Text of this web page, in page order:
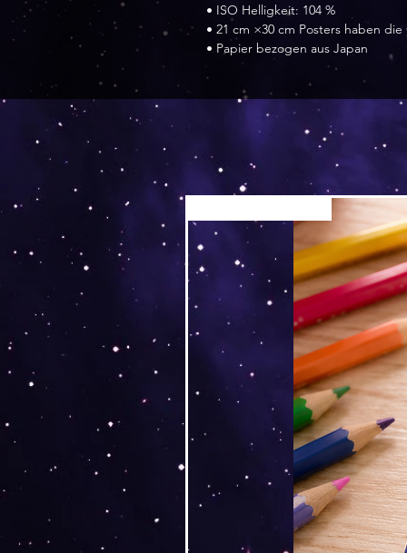
• ISO Helligkeit: 104 %
• 21 cm ×30 cm Posters haben
• Papier bezogen aus Japan